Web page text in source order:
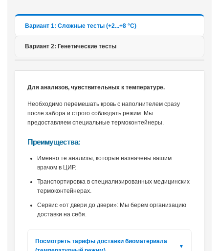
Вариант 1: Сложные тесты (+2...+8 °С)
Вариант 2: Генетические тесты
Для анализов, чувствительных к температуре.
Необходимо перемешать кровь с наполнителем сразу
после забора и строго соблюдать режим. Мы
предоставляем специальные термоконтейнеры.
Преимущества:
Именно те анализы, которые назначены вашим
врачом в ЦИР.
Транспортировка в специализированных медицинских
термоконтейнерах.
Сервис «от двери до двери»: Мы берем организацию
доставки на себя.
Посмотреть тарифы доставки биоматериала